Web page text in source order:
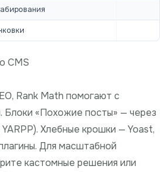
CMS
Rank Math помогают с
Блоки «Похожие посты» — через
Хлебные крошки — Yoast,
Для масштабной
кастомные решения или